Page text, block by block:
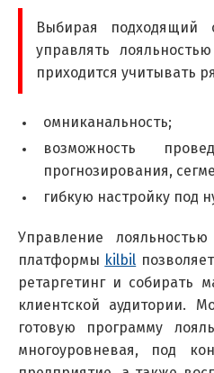
Выбирая подходящий
управлять
приходится учитывать
омниканальность;
возможность
прогнозирования,
гибкую настройку под
Управление
платформы
kilbil
ретаргетинг и собирать
клиентской аудитории.
готовую программу
многоуровневая, под